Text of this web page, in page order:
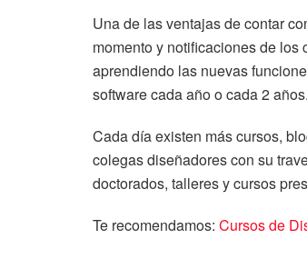
Una de las ventajas de contar
momento y notificaciones de los
aprendiendo las nuevas
software cada año o cada 2 años.
Cada día existen más cursos,
colegas diseñadores con su
doctorados, talleres y cursos
Te recomendamos: Cursos de